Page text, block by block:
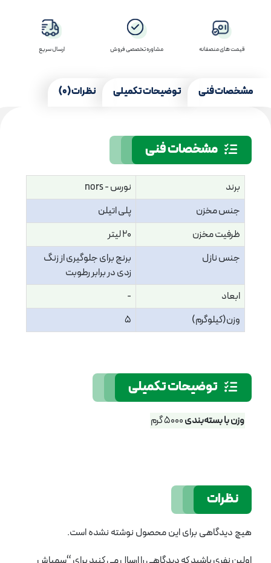
قیمت های منصفانه مشاوره تخصصی فروش ارسال سریع
مشخصات فنی توضیحات تکمیلی نظرات (0)
مشخصات فنی
برند
نورس - nors
جنس مخزن
پلی اتیلن
ظرفیت مخزن
20 لیتر
جنس نازل
برنج برای جلوگیری از زنگ
زدی در برابر رطوبت
ابعاد
-
وزن(کیلوگرم)
5
توضیحات تکمیلی
وزن با بسته‌بندی5000 گرم
نظرات
هیچ دیدگاهی برای این محصول نوشته نشده است.